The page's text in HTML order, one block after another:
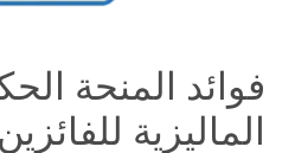
فوائد المنحة
الماليزية